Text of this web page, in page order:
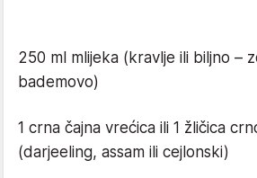
250 ml mlijeka (kravlje ili biljno –
bademovo)
1 crna čajna vrećica ili 1 žličica
(darjeeling, assam ili cejlonski)